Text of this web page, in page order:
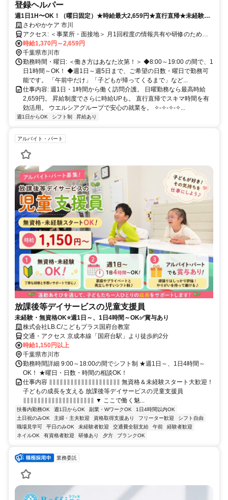
登録ヘルパー
週1日1H〜OK！（曜日固定）★時給最大2,659円★直行直帰★未経験可
★祝い金あり★自分らしく輝ける登録ヘルパー
さわやかケア 市川
アクセス: ＜事業所・面接地＞ 月1回程度の情報共有や研修のため、
事業所にお越しいただきます。 〒272-0826 市川市真間1-12-4市川セ
ンタービル 4階 （京成 本線「市川真間駅」北口より徒歩1分） （JR
総武線「市川駅」 北口より徒歩7分）
時給1,370円～2,659円
千葉県市川市
勤務時間・曜日: ＜働き方はあなた次第！＞ ◆8:00～19:00 の間で、1
日1時間～OK！ ◆週1日～週5日まで、ご希望の日数・曜日で勤務可
能です。 「午前中だけ」「子どもが帰ってくるまで」など...
仕事内容: 週1日・1時間から働く訪問介護。 日曜勤務なら最高時給
2,659円。 昇給制度でさらに時給UPも。 直行直帰でスキマ時間を有
効活用。 ウエルシアグループで安心の就業を。 ✧-✧-✧-✧...
週1日からOK シフト制 昇給あり
アルバイト・パート
放課後等デイサービスの児童支援員
未経験・無資格OK⭐週1日～、1日4時間～OK✅賞与あり
株式会社LB.C/こどもプラス国府台教室
交通・アクセス 京成本線「国府台駅」より徒歩約2分
時給1,150円以上
千葉県市川市
勤務時間詳細 9:00～18:00の間でシフト制 ★週1日～、1日4時間～
OK！ ★曜日・日数・時間の相談OK！
仕事内容 ∥∥∥∥∥∥∥∥∥∥∥∥∥∥∥∥∥∥∥∥ 無資格＆未経験スタート大歓迎！
子どもの成長を支える 放課後等デイサービスの児童支援員
∥∥∥∥∥∥∥∥∥∥∥∥∥∥∥∥∥∥∥∥ ▼ ここで働く魅...
扶養内勤務OK 週1日からOK 副業・WワークOK
1日4時間以内OK
土日祝のみOK
主婦・主夫歓迎 資格取得支援あり フリーター歓迎
シフト自由
職場見学可
平日のみOK 未経験者歓迎 交通費全額支給 午前
経験者歓迎
ネイルOK
有資格者歓迎 研修あり 夕方 ブランクOK
業務委託